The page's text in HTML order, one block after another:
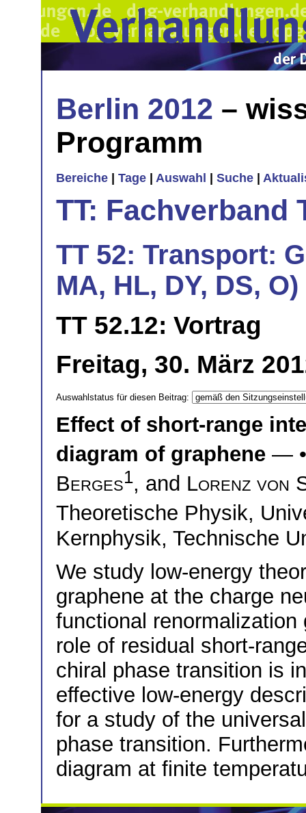
Berlin 2012 –
Programm
Bereiche Tage Auswahl Suche
TT: Fachverband
TT 52: Transport:
MA, HL, DY, DS, O)
TT 52.12: Vortrag
Freitag, 30. März
Auswahlstatus für diesen Beitrag:
Effect of short-range
diagram of graphene — •
Berges1, and Lorenz von
Theoretische Physik,
Kernphysik, Technische
We study low-energy
graphene at the charge
functional
role of residual short-
chiral phase transition is
effective low-energy
for a study of the
phase transition.
diagram at finite